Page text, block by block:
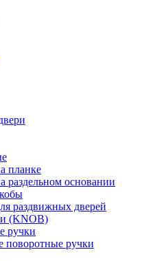
планке
раздельном основании
раздвижных дверей
(KNOB)
ручки
поворотные ручки